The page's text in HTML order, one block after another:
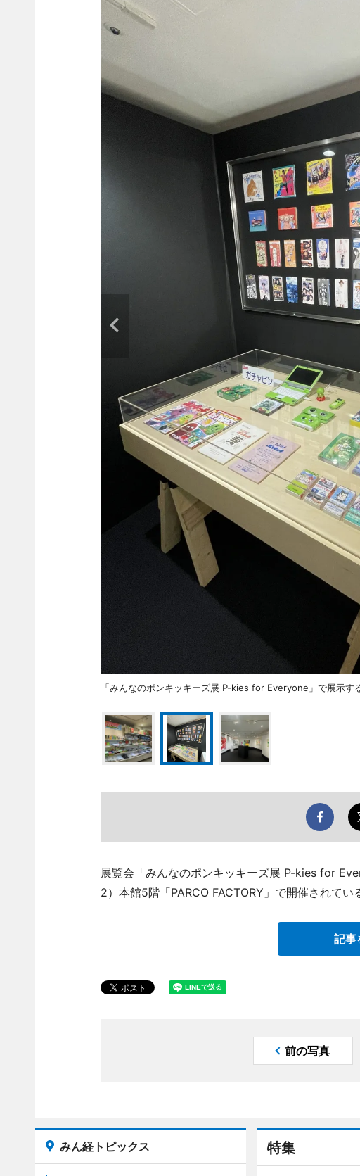
「みんなのポンキッキーズ展 P-kies for Everyone」で展示
展覧会「みんなのポンキッキーズ展 P-kies for
2）本館5階「PARCO FACTORY」で開催されてい
記事
前の写真
特集
みん経トピックス